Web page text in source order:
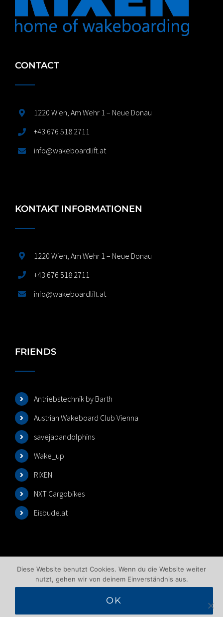
CONTACT
1220 Wien, Am Wehr 1 – Neue Donau
+43 676 518 2711
info@wakeboardlift.at
KONTAKT INFORMATIONEN
1220 Wien, Am Wehr 1 – Neue Donau
+43 676 518 2711
info@wakeboardlift.at
FRIENDS
Antriebstechnik by Barth
Austrian Wakeboard Club Vienna
savejapandolphins
Wake_up
RIXEN
NXT Cargobikes
Eisbude.at
©2025 Wakeboardlift Wien | All Rights Reserved |
Diese Website benutzt Cookies. Wenn du die Website weiter
nutzt, gehen wir von deinem Einverständnis aus.
OK